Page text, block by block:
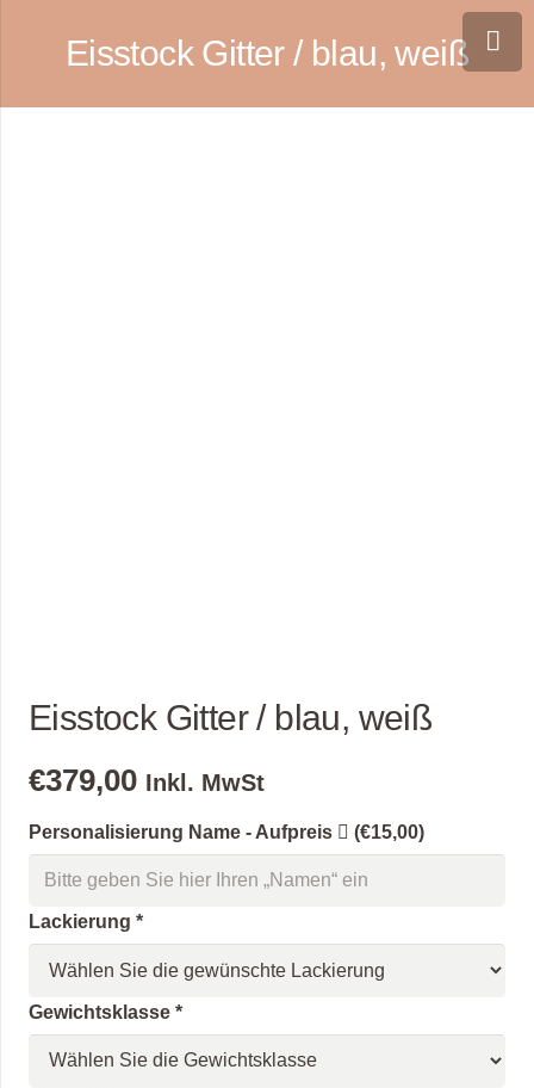
Eisstock Gitter / blau, weiß
Eisstock Gitter / blau, weiß
€379,00 Inkl. MwSt
Personalisierung Name - Aufpreis (€15,00)
Lackierung *
Gewichtsklasse *